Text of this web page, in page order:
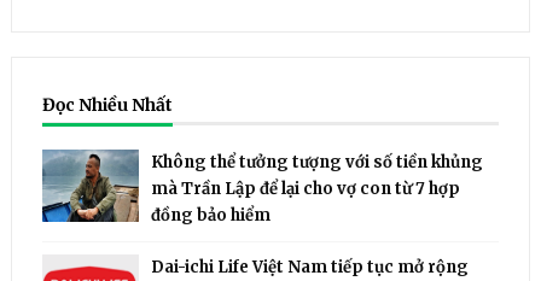
Đọc Nhiều Nhất
Không thể tưởng tượng với số tiền khủng
mà Trần Lập để lại cho vợ con từ 7 hợp
đồng bảo hiểm
Dai-ichi Life Việt Nam tiếp tục mở rộng